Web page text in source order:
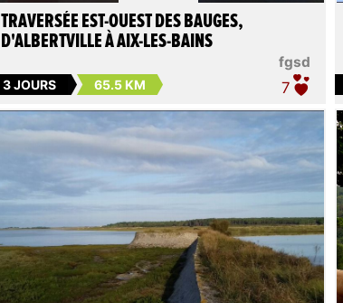
fgsd
TRAVERSÉE EST-OUEST DES BAUGES,
D'ALBERTVILLE À AIX-LES-BAINS
3 JOURS 65.5 KM 7